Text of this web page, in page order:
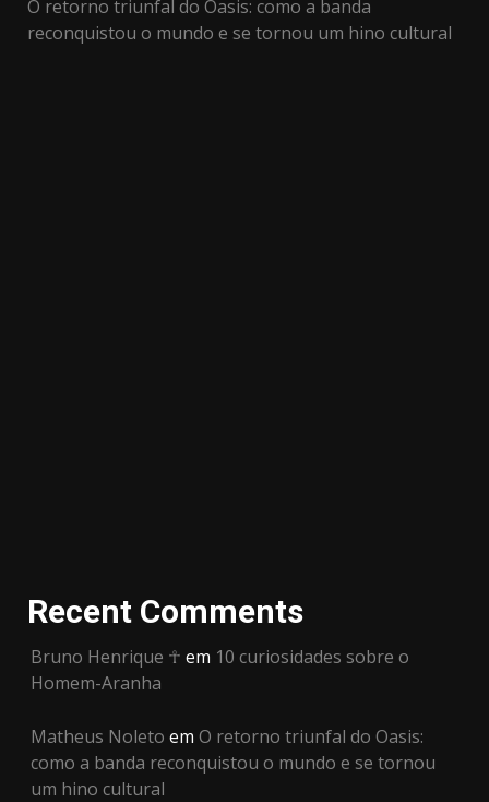
O retorno triunfal do Oasis: como a banda
reconquistou o mundo e se tornou um hino cultural
Recent Comments
Bruno Henrique ☥ em 10 curiosidades sobre o
Homem-Aranha
Matheus Noleto em O retorno triunfal do Oasis:
como a banda reconquistou o mundo e se tornou
um hino cultural